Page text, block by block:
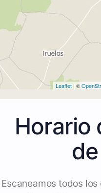
Leaflet | ©
Horario
Escaneamos todos